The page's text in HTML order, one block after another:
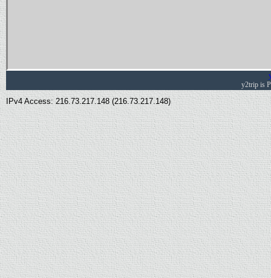
y2trip is
IPv4 Access: 216.73.217.148 (216.73.217.148)